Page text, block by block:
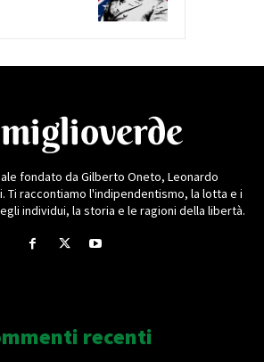
fondato da Gilberto Oneto, Leonardo
Ti raccontiamo l'indipendentismo, la lotta e i
individui, la storia e le ragioni della libertà.
recenti